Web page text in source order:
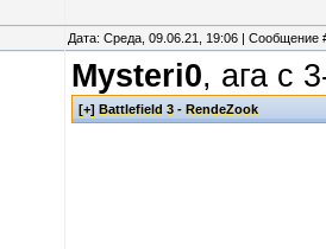
Дата: Среда, 09.06.21, 19:06 | Сообщение
Mysteri0, ага с